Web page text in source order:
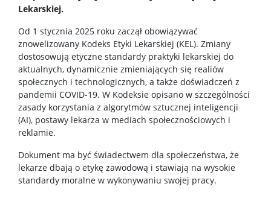
Lekarskiej.
Od 1 stycznia 2025 roku zaczął obowiązywać
znowelizowany Kodeks Etyki Lekarskiej (KEL). Zmiany
dostosowują etyczne standardy praktyki lekarskiej do
aktualnych, dynamicznie zmieniających się realiów
społecznych i technologicznych, a także doświadczeń z
pandemii COVID-19. W Kodeksie opisano w szczególności
zasady korzystania z algorytmów sztucznej inteligencji
(AI), postawy lekarza w mediach społecznościowych i
reklamie.
Dokument ma być świadectwem dla społeczeństwa, że
lekarze dbają o etykę zawodową i stawiają na wysokie
standardy moralne w wykonywaniu swojej pracy.